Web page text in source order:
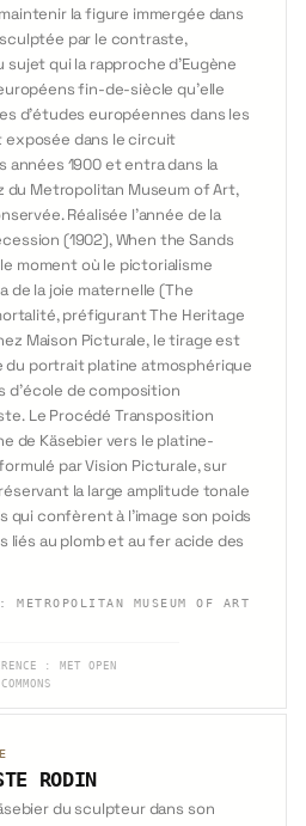
la figure immergée dans
par le contraste,
qui la rapproche d'Eugène
fin-de-siècle qu'elle
d'études européennes dans les
dans le circuit
1900 et entra dans la
Metropolitan Museum of Art,
Réalisée l'année de la
(1902), When the Sands
moment où le pictorialisme
de la joie maternelle (The
préfigurant The Heritage
Maison Picturale, le tirage est
portrait platine atmosphérique
d'école de composition
Le Procédé Transposition
de Käsebier vers le platine-
par Vision Picturale, sur
la large amplitude tonale
qui confèrent à l'image son poids
liés au plomb et au fer acide des
METROPOLITAN MUSEUM OF ART
:
MET OPEN
RODIN
du sculpteur dans son